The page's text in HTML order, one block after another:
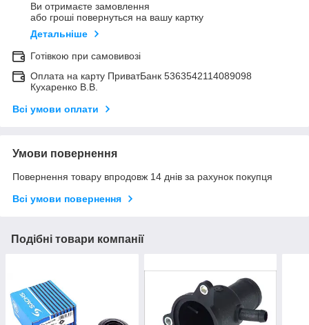
Ви отримаєте замовлення
або гроші повернуться на вашу картку
Детальніше
Готівкою при самовивозі
Оплата на карту ПриватБанк 5363542114089098
Кухаренко В.В.
Всі умови оплати
Умови повернення
Повернення товару впродовж 14 днів за рахунок покупця
Всі умови повернення
Подібні товари компанії